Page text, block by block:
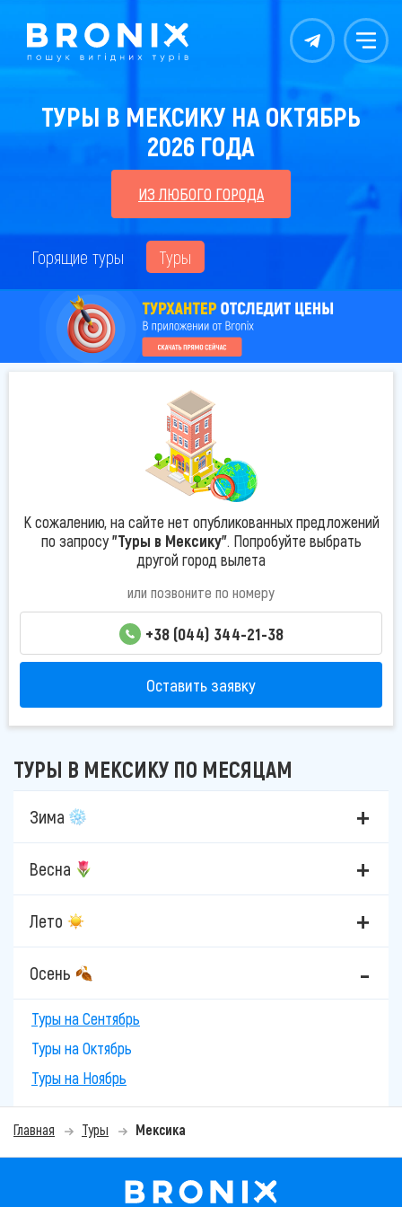
Контакты Меню
ТУРЫ В МЕКСИКУ НА ОКТЯБРЬ
2026 ГОДА
ИЗ ЛЮБОГО ГОРОДА
Горящие туры Туры
К сожалению, на сайте нет опубликованных предложений
по запросу"Туры в Мексику". Попробуйте выбрать
другой город вылета
или позвоните по номеру
+38 (044) 344-21-38
Оставить заявку
ТУРЫ В МЕКСИКУ ПО МЕСЯЦАМ
Зима
Весна
Лето
Осень
Туры на Сентябрь
Туры на Октябрь
Туры на Ноябрь
Главная Туры Мексика